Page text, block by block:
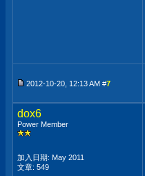
2012-10-20, 12:13 AM #7
dox6
Power Member
加入日期: May 2011
文章: 549